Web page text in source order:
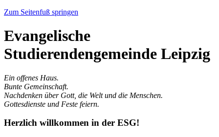
Zum Seitenfuß springen
Evangelische
Studierendengemeinde Leipzig
Ein offenes Haus.
Bunte Gemeinschaft.
Nachdenken über Gott, die Welt und die Menschen.
Gottesdienste und Feste feiern.
Herzlich willkommen in der ESG!